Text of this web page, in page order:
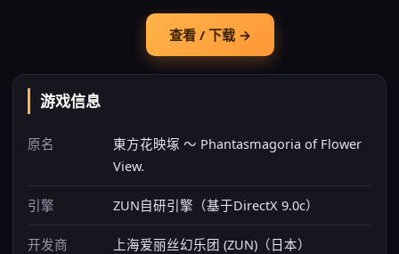
查看 / 下载 →
游戏信息
原名
東方花映塚 ～ Phantasmagoria of Flower
View.
引擎 ZUN自研引擎（基于DirectX 9.0c）
开发商 上海爱丽丝幻乐团 (ZUN)（日本）